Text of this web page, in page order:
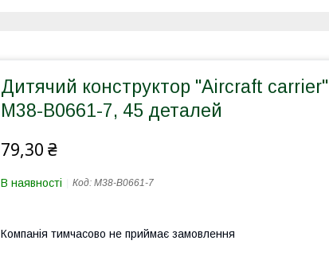
Дитячий конструктор "Aircraft carrier"
M38-B0661-7, 45 деталей
79,30 ₴
В наявності Код: M38-B0661-7
Компанія тимчасово не приймає замовлення